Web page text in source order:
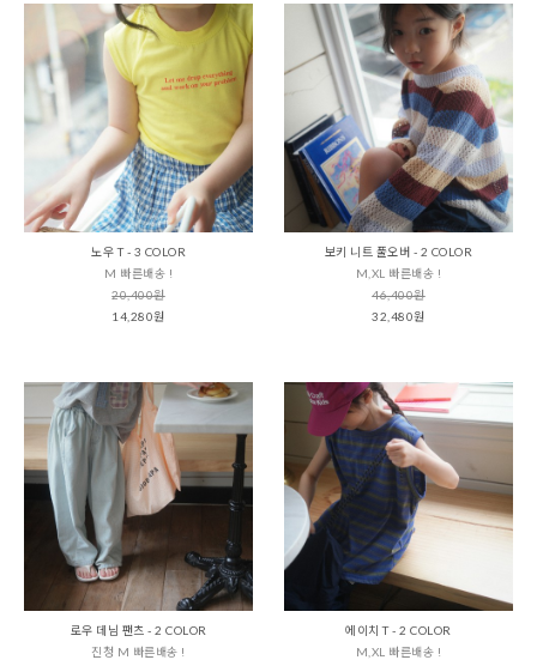
노우 T - 3 COLOR
M 빠른배송 !
20,400원
14,280원
보키 니트 풀오버 - 2 COLOR
M,XL 빠른배송 !
46,400원
32,480원
로우 데님 팬츠 - 2 COLOR
진청 M 빠른배송 !
에이치 T - 2 COLOR
M,XL 빠른배송 !